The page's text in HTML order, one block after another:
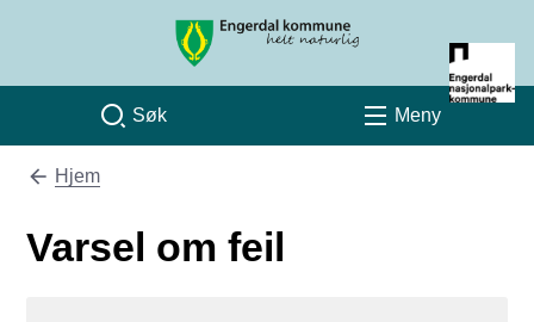
Engerdal kommune
Søk Meny
Du er her:
Hjem
Varsel om feil